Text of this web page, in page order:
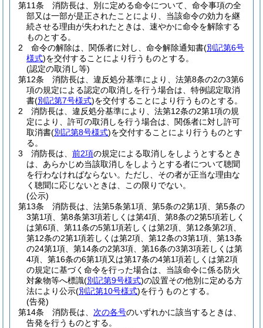
第11条
消防長は、別に定める命令について、命令事項の全
部又は一部が是正されたことにより、当該命令の効力を継
続させる理由が失われたときは、速やかに命令を解除する
ものとする。
2
命令の解除は、関係者に対し、命令解除通知書(別記第6号
様式)を交付することにより行うものとする。
(認定の取消し等)
第12条
消防長は、違反処分基準により、法第8条の2の3第6
項の規定による認定の取消しを行う場合は、特例認定取消
書(別記第7号様式)を交付することにより行うものとする。
2
消防長は、違反処分基準により、法第12条の2第1項の規
定により、許可の取消しを行う場合は、関係者に対し許可
取消書(別記第8号様式)を交付することにより行うものとす
る。
3
消防長は、 前2項の規定による取消しをしようとするとき
は、あらかじめ当該取消しをしようとする者について聴聞
を行わなければならない。 ただし、その者が正当な理由な
く聴聞に応じないときは、この限りでない。
(公示)
第13条
消防長は、法第5条第1項、第5条の2第1項、第5条の
3第1項、第8条第3項若しくは第4項、第8条の2第5項若しく
は第6項、第11条の5第1項若しくは第2項、第12条第2項、
第12条の2第1項若しくは第2項、第12条の3第1項、第13条
の24第1項、第14条の2第3項、第16条の3第3項若しくは第
4項、第16条の6第1項又は第17条の4第1項若しくは第2項
の規定に基づく命令を行った場合は、当該命令に係る防火
対象物等へ標識(別記第9号様式)の設置その他別に定める方
法により公示(別記第10号様式)を行うものとする。
(告発)
第14条
消防長は、 次の各号のいずれかに該当するときは、
告発を行うものとする。